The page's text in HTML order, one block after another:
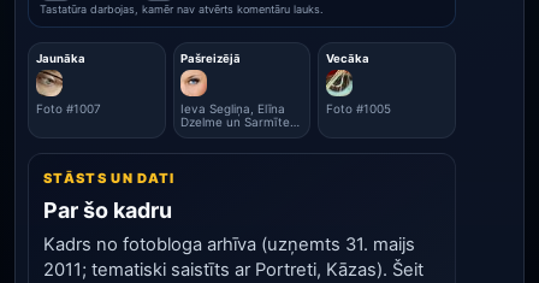
Tastatūra darbojas, kamēr nav atvērts komentāru lauks.
Jaunāka
Foto #1007
Pašreizējā
Ieva Segliņa, Elīna
Dzelme un Sarmīte
Vecāka
Foto #1005
STĀSTS UN DATI
Par šo kadru
Kadrs no fotobloga arhīva (uzņemts 31. maijs
2011; tematiski saistīts ar Portreti, Kāzas). Šeit